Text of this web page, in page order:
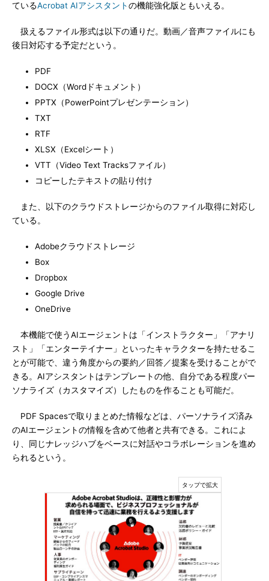
ているAcrobat AIアシスタントの機能強化版ともいえる。
扱えるファイル形式は以下の通りだ。動画／音声ファイルにも
後日対応する予定だという。
PDF
DOCX（Wordドキュメント）
PPTX（PowerPointプレゼンテーション）
TXT
RTF
XLSX（Excelシート）
VTT（Video Text Tracksファイル）
コピーしたテキストの貼り付け
また、以下のクラウドストレージからのファイル取得に対応し
ている。
Adobeクラウドストレージ
Box
Dropbox
Google Drive
OneDrive
本機能で使うAIエージェントは「インストラクター」「アナリ
スト」「エンターテイナー」といったキャラクターを持たせるこ
とが可能で、違う角度からの要約／回答／提案を受けることがで
きる。AIアシスタントはテンプレートの他、自分である程度パー
ソナライズ（カスタマイズ）したものを作ることも可能だ。
PDF Spacesで取りまとめた情報などは、パーソナライズ済み
のAIエージェントの情報を含めて他者と共有できる。これによ
り、同じナレッジハブをベースに対話やコラボレーションを進め
られるという。